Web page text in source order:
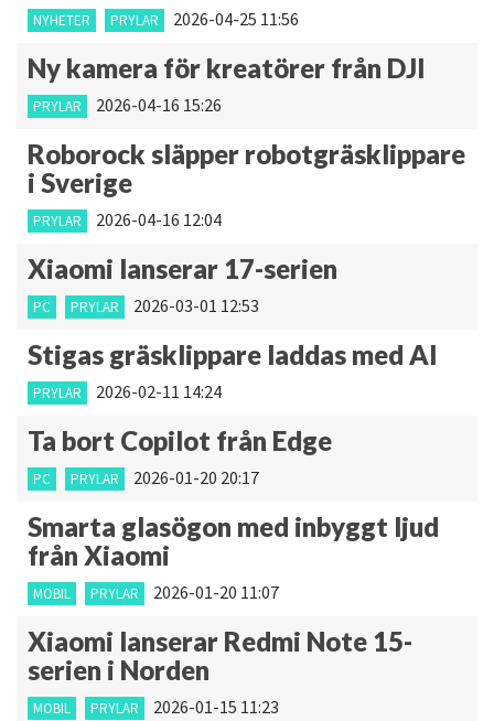
NYHETER PRYLAR 2026-04-25 11:56
Ny kamera för kreatörer från DJI
PRYLAR 2026-04-16 15:26
Roborock släpper robotgräsklippare
i Sverige
PRYLAR 2026-04-16 12:04
Xiaomi lanserar 17-serien
PC PRYLAR 2026-03-01 12:53
Stigas gräsklippare laddas med AI
PRYLAR 2026-02-11 14:24
Ta bort Copilot från Edge
PC PRYLAR 2026-01-20 20:17
Smarta glasögon med inbyggt ljud
från Xiaomi
MOBIL PRYLAR 2026-01-20 11:07
Xiaomi lanserar Redmi Note 15-
serien i Norden
MOBIL PRYLAR 2026-01-15 11:23